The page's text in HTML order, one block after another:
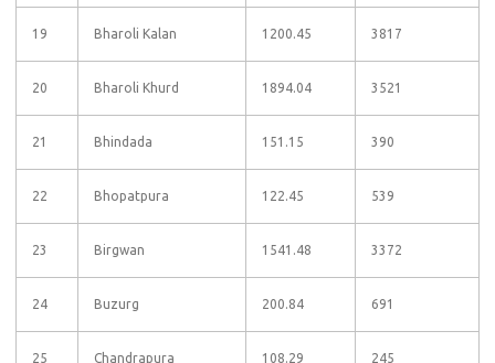
19 Bharoli Kalan 1200.45 3817
20 Bharoli Khurd 1894.04 3521
21 Bhindada 151.15 390
22 Bhopatpura 122.45 539
23 Birgwan 1541.48 3372
24 Buzurg 200.84 691
25 Chandrapura 108.29 245